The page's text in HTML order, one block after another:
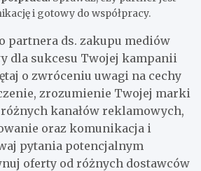
i gotowy do współpracy.
partnera ds. zakupu mediów
dla sukcesu Twojej kampanii
o zwróceniu uwagi na cechy
zrozumienie Twojej marki
kanałów reklamowych,
oraz komunikacja i
pytania potencjalnym
oferty od różnych dostawców